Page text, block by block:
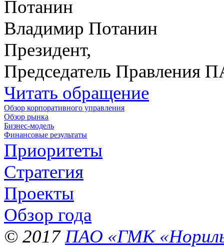
Владимир Потанин
Президент,
Председатель Правления
Читать обращение
Обзор корпоративного управления
Обзор рынка
Бизнес-модель
Финансовые результаты
Приоритеты
Стратегия
Проекты
Обзор года
© 2017 ПАО «ГМК